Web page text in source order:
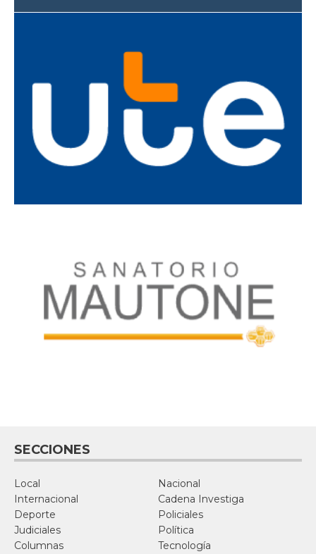
SECCIONES
Local
Nacional
Internacional
Cadena Investiga
Deporte
Policiales
Judiciales
Política
Columnas
Tecnología